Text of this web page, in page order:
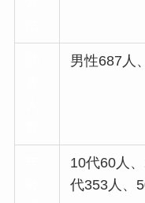
男性687人
10代60人
代353人、